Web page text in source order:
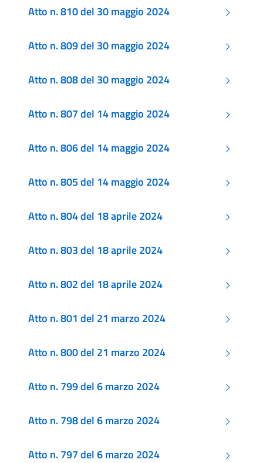
Atto n. 810 del 30 maggio 2024
Atto n. 809 del 30 maggio 2024
Atto n. 808 del 30 maggio 2024
Atto n. 807 del 14 maggio 2024
Atto n. 806 del 14 maggio 2024
Atto n. 805 del 14 maggio 2024
Atto n. 804 del 18 aprile 2024
Atto n. 803 del 18 aprile 2024
Atto n. 802 del 18 aprile 2024
Atto n. 801 del 21 marzo 2024
Atto n. 800 del 21 marzo 2024
Atto n. 799 del 6 marzo 2024
Atto n. 798 del 6 marzo 2024
Atto n. 797 del 6 marzo 2024